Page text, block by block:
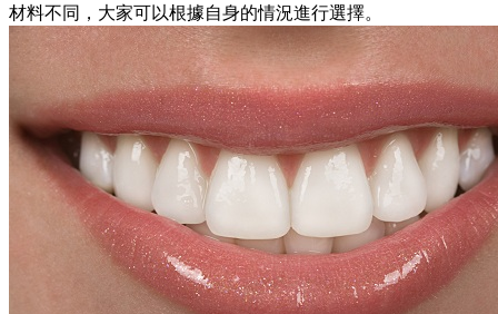
材料不同，大家可以根據自身的情況進行選擇。